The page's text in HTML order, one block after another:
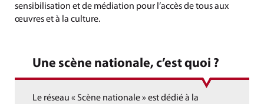
sensibilisation et de médiation pour l’accès de tous aux
œuvres et à la culture.
Une scène nationale, c’est quoi ?
Le réseau « Scène nationale » est dédié à la